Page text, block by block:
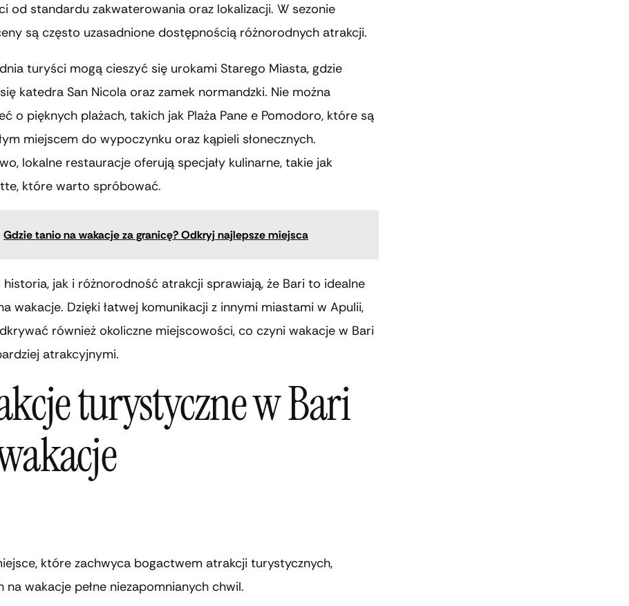
od standardu zakwaterowania oraz lokalizacji. W sezonie
są często uzasadnione dostępnością różnorodnych atrakcji.
turyści mogą cieszyć się urokami Starego Miasta, gdzie
katedra San Nicola oraz zamek normandzki. Nie można
o pięknych plażach, takich jak Plaża Pane e Pomodoro, które są
miejscem do wypoczynku oraz kąpieli słonecznych.
lokalne restauracje oferują specjały kulinarne, takie jak
które warto spróbować.
Gdzie tanio na wakacje za granicę? Odkryj najlepsze miejsca
jak i różnorodność atrakcji sprawiają, że Bari to idealne
wakacje. Dzięki łatwej komunikacji z innymi miastami w Apulii,
również okoliczne miejscowości, co czyni wakacje w Bari
atrakcyjnymi.
turystyczne w Bari
które zachwyca bogactwem atrakcji turystycznych,
na wakacje pełne niezapomnianych chwil.